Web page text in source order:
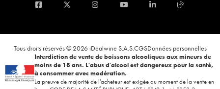
Tous droits réservés © 2026 iDealwine S.A.S.CGSDonnées personnelles
Interdiction de vente de boissons alcooliques aux mineurs de
moins de 18 ans. L'abus d'alcool est dangereux pour la santé,
à consommer avec modération.
La preuve de majorité de l'acheteur est exigée au moment de la vente en